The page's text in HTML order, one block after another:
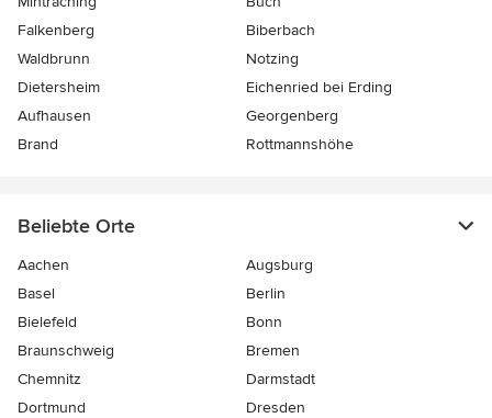
Falkenberg
Biberbach
Waldbrunn
Notzing
Dietersheim
Eichenried bei Erding
Aufhausen
Georgenberg
Brand
Rottmannshöhe
Beliebte Orte
Aachen
Augsburg
Basel
Berlin
Bielefeld
Bonn
Braunschweig
Bremen
Chemnitz
Darmstadt
Dortmund
Dresden